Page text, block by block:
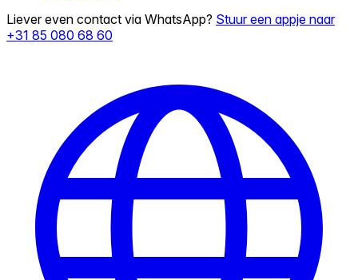
Liever even contact via WhatsApp? Stuur een appje naar
+31 85 080 68 60